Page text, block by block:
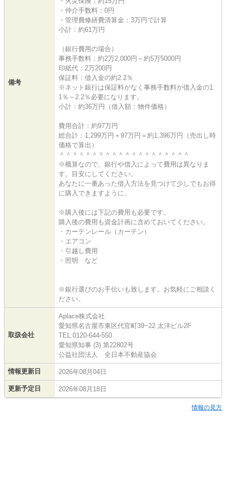
備考
・仲介手数料：0円
・管理費修繕費清算金：3万円で計算
小計：約61万円
（銀行費用の場合）
事務手数料：約2万2,000円～約5万5000円
印紙代：2万200円
保証料：借入金の約2.2％
※ネット銀行は保証料がなく事務手数料が借入金の1.
1％～2.2％必要になります。
小計：約36万円（借入額：物件価格）
費用合計：約97万円
総合計：1,299万円＋97万円＝約1,396万円（売出し時
価格で算出）
＾＾＾＾＾＾＾＾＾＾＾＾＾＾＾＾＾＾＾＾
※概算なので、銀行や借入によって費用は異なりま
す。目安にしてください。
あなたに一番あった借入方法を見つけて少しでもお得
に購入できますように。
※購入後には下記の費用も必要です。
購入後の費用も資金計画に含めておいてください。
・カーテンレール（カーテン）
・エアコン
・引越し費用
・照明 など
※銀行選びのお手伝いも致します。お気軽にご相談く
ださい。
取扱会社
Aplace株式会社
愛知県名古屋市東区代官町39−22 太洋ビル2F
TEL:0120-644-550
愛知県知事 (3) 第22802号
公益社団法人 全日本不動産協会
情報更新日 2026年08月04日
更新予定日 2026年08月18日
情報の見方